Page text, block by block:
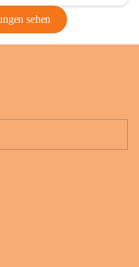
sehen